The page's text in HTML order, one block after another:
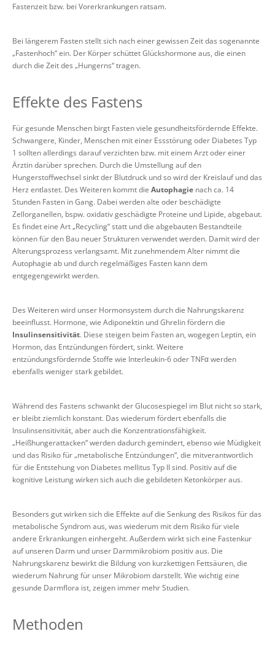
Fastenzeit bzw. bei Vorerkrankungen ratsam.
Bei längerem Fasten stellt sich nach einer gewissen Zeit das sogenannte
„Fastenhoch“ ein. Der Körper schüttet Glückshormone aus, die einen
durch die Zeit des „Hungerns“ tragen.
Effekte des Fastens
Für gesunde Menschen birgt Fasten viele gesundheitsfördernde Effekte.
Schwangere, Kinder, Menschen mit einer Essstörung oder Diabetes Typ
1 sollten allerdings darauf verzichten bzw. mit einem Arzt oder einer
Ärztin darüber sprechen. Durch die Umstellung auf den
Hungerstoffwechsel sinkt der Blutdruck und so wird der Kreislauf und das
Herz entlastet. Des Weiteren kommt dieAutophagie nach ca. 14
Stunden Fasten in Gang. Dabei werden alte oder beschädigte
Zellorganellen, bspw. oxidativ geschädigte Proteine und Lipide, abgebaut.
Es findet eine Art „Recycling“ statt und die abgebauten Bestandteile
können für den Bau neuer Strukturen verwendet werden. Damit wird der
Alterungsprozess verlangsamt. Mit zunehmendem Alter nimmt die
Autophagie ab und durch regelmäßiges Fasten kann dem
entgegengewirkt werden.
Des Weiteren wird unser Hormonsystem durch die Nahrungskarenz
beeinflusst. Hormone, wie Adiponektin und Ghrelin fördern die
Insulinsensitivität. Diese steigen beim Fasten an, wogegen Leptin, ein
Hormon, das Entzündungen fördert, sinkt. Weitere
entzündungsfördernde Stoffe wie Interleukin-6 oder TNFα werden
ebenfalls weniger stark gebildet.
Während des Fastens schwankt der Glucosespiegel im Blut nicht so stark,
er bleibt ziemlich konstant. Das wiederum fördert ebenfalls die
Insulinsensitivität, aber auch die Konzentrationsfähigkeit.
„Heißhungerattacken“ werden dadurch gemindert, ebenso wie Müdigkeit
und das Risiko für „metabolische Entzündungen“, die mitverantwortlich
für die Entstehung von Diabetes mellitus Typ II sind. Positiv auf die
kognitive Leistung wirken sich auch die gebildeten Ketonkörper aus.
Besonders gut wirken sich die Effekte auf die Senkung des Risikos für das
metabolische Syndrom aus, was wiederum mit dem Risiko für viele
andere Erkrankungen einhergeht. Außerdem wirkt sich eine Fastenkur
auf unseren Darm und unser Darmmikrobiom positiv aus. Die
Nahrungskarenz bewirkt die Bildung von kurzkettigen Fettsäuren, die
wiederum Nahrung für unser Mikrobiom darstellt. Wie wichtig eine
gesunde Darmflora ist, zeigen immer mehr Studien.
Methoden